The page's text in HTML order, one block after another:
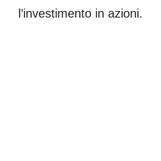
l’investimento in azioni.